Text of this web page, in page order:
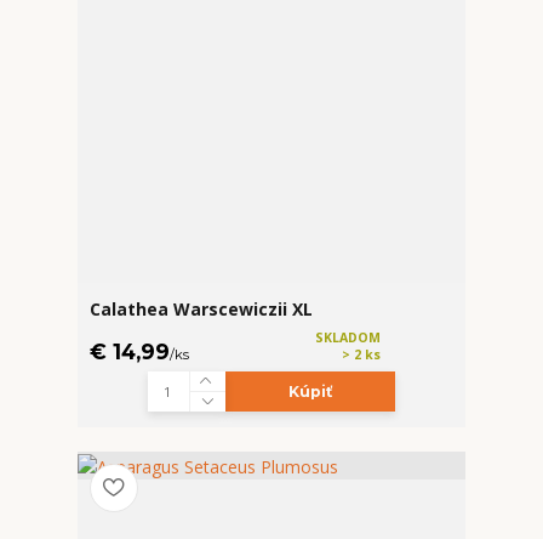
Calathea Warscewiczii XL
€ 14,99/ks
SKLADOM
> 2 ks
Kúpiť